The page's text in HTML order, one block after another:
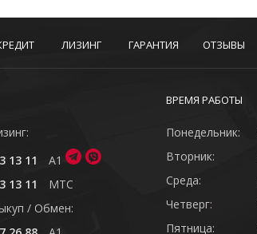
ЛИЗИНГ ГАРАНТИЯ ОТЗЫВЫ
13 11
A1
13 11
MTC
/ Обмен:
ВРЕМЯ РАБОТЫ
Понедельник:
Вторник:
Среда:
Четверг:
Пятница: